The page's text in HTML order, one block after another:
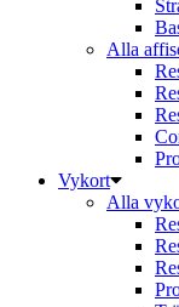
Alla
Vykort
Alla